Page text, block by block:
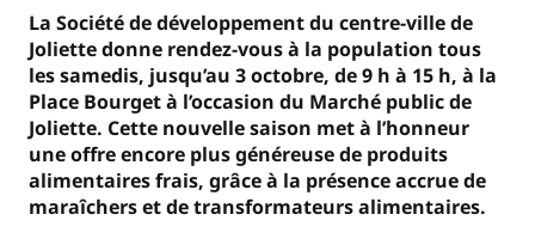
La Société de développement du centre-ville de
Joliette donne rendez-vous à la population tous
les samedis, jusqu’au 3 octobre, de 9 h à 15 h, à la
Place Bourget à l’occasion du Marché public de
Joliette. Cette nouvelle saison met à l’honneur
une offre encore plus généreuse de produits
alimentaires frais, grâce à la présence accrue de
maraîchers et de transformateurs alimentaires.